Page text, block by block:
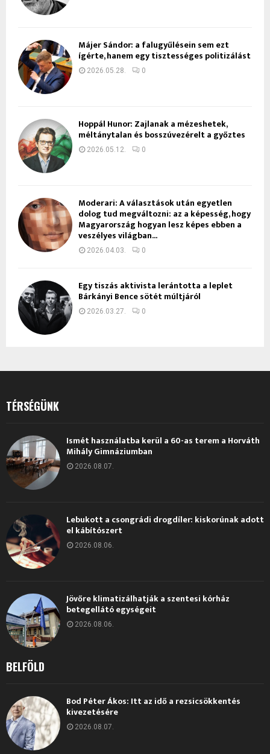
Májer Sándor: a falugyűlésein sem ezt
ígérte, hanem egy tisztességes politizálást
2026.05.28. 0
Hoppál Hunor: Zajlanak a mézeshetek,
méltánytalan és bosszúvezérelt a győztes
2026.05.12. 0
Moderari: A választások után egyetlen
dolog tud megváltozni: az a képesség, hogy
Magyarország hogyan lesz képes ebben a
veszélyes világban...
2026.04.03. 0
Egy tiszás aktivista lerántotta a leplet
Bárkányi Bence sötét múltjáról
2026.03.27. 0
TÉRSÉGÜNK
Ismét használatba kerül a 60-as terem a Horváth
Mihály Gimnáziumban
2026.08.07.
Lebukott a csongrádi drogdíler: kiskorúnak adott
el kábítószert
2026.08.06.
Jövőre klimatizálhatják a szentesi kórház
betegellátó egységeit
2026.08.06.
BELFÖLD
Bod Péter Ákos: Itt az idő a rezsicsökkentés
kivezetésére
2026.08.07.